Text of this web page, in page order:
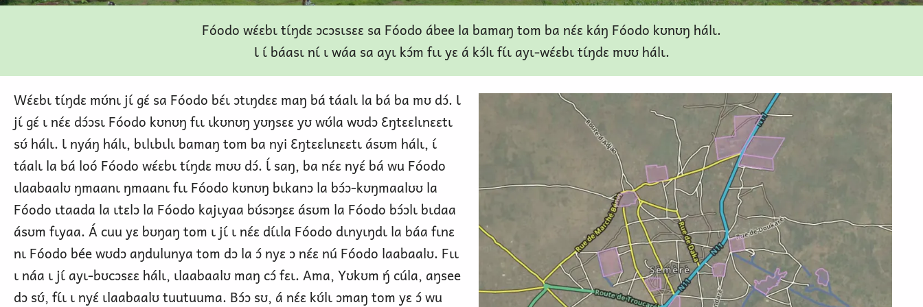
Fóodo wɛ́ɛbɩ tɩ́ŋdɛ ɔcɔsɩsɛɛ sa Fóodo ábee la bamaŋ tom ba nɛ́ɛ káŋ Fóodo kʊnʊŋ hálɩ.
Ɩ ɩ́ báasɩ nɩ́ ɩ wáa sa ayɩ kɔ́m fɩɩ yɛ á kɔ́lɩ fɩ́ɩ ayɩ-wɛ́ɛbɩ tɩ́ŋdɛ mʊʊ hálɩ.
Wɛ́ɛbɩ tɩ́ŋdɛ mʊ́nɩ jɩ́ gɛ́ sa Fóodo bɛ́ɩ ɔtɩŋdɛɛ maŋ bá táalɩ la bá ba mʊ dɔ́. Ɩ
jɩ́ gɛ́ ɩ nɛ́ɛ dɔ́ɔsɩ Fóodo kʊnʊŋ fɩɩ ɩkʊnʊŋ yʊŋsɛɛ yʊ wʊ́la wʊdɔ Ɛŋtɛɛlɩnɛɛtɩ
sʊ́ hálɩ. Ɩ nyáŋ hálɩ, bɩlɩbɩlɩ bamaŋ tom ba nyi Ɛŋtɛɛlɩnɛɛtɩ ásʊm hálɩ, ɩ́
táalɩ la bá loó Fóodo wɛ́ɛbɩ tɩ́ŋdɛ mʊʊ dɔ́. Ɩ́ saŋ, ba nɛ́ɛ nyɛ́ bá wu Fóodo
ɩlaabaalʊ ŋmaanɩ ŋmaanɩ fɩɩ Fóodo kʊnʊŋ bɩkanɔ la bɔ́ɔ-kʊŋmaalʊʊ la
Fóodo ɩtaada la ɩtɛlɔ la Fóodo kajɩyaa bʊ́sɔŋɛɛ ásʊm la Fóodo bɔ́ɔlɩ bɩdaa
ásʊm fɩyaa. Á cuu yɛ bʊŋaŋ tom ɩ jɩ́ ɩ nɛ́ɛ dɩ́ɩla Fóodo dɩnyɩŋdɩ la báa fɩnɛ
nɩ Fóodo bée wʊdɔ aŋdulunya tom dɔ la ɔ́ nyɛ ɔ nɛ́ɛ nú Fóodo laabaalʊ. Fɩɩ
ɩ náa ɩ jɩ́ ayɩ-bʊcɔsɛɛ hálɩ, ɩlaabaalʊ maŋ cɔ́ fɛɩ. Ama, Yʊkʊm ŋ́ cúla, aŋsee
dɔ sʊ́, fɩ́ɩ ɩ nyɛ́ ɩlaabaalʊ tuutuuma. Bɔ́ɔ sʊ, á nɛ́ɛ kʊ́lɩ ɔmaŋ tom yɛ ɔ́ wu
Attention
Le mardi 1 septembre 2026, ce site web
sera déplacé vers
foodoabee.ethnosites.com
Veuillez enregistrer cette nouvelle
adresse dans vos favoris et continuer à